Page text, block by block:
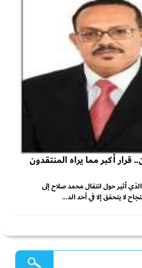
قرار أكبر مما يراه المنتقدون
أثير حول انتقال محمد صلاح إلى
لا يتحقق إلا في أحد الد...